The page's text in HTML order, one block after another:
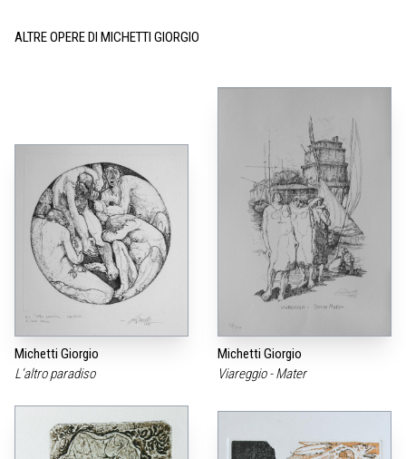
ALTRE OPERE DI MICHETTI GIORGIO
Michetti Giorgio
L‘altro paradiso
Michetti Giorgio
Viareggio - Mater